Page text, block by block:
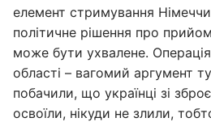
елемент стримування
політичне рішення про
може бути ухвалене.
області – вагомий аргумент
побачили, що українці зі
освоїли, нікуди не злили,